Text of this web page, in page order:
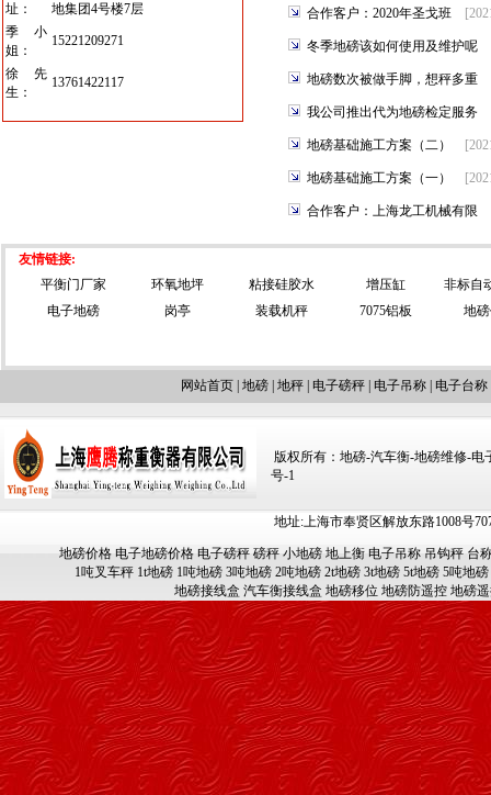
址：
地集团4号楼7层
季小
姐：
15221209271
徐先
生：
13761422117
合作客户：2020年圣戈班
冬季地磅该如何使用及维护呢
地磅数次被做手脚，想秤多重
我公司推出代为地磅检定服务
地磅基础施工方案（二）
地磅基础施工方案（一）
合作客户：上海龙工机械有限
友情链接:
平衡门厂家
环氧地坪 粘接硅胶水 增压缸
非标自
电子地磅
岗亭 装载机秤 7075铝板 地
网站首页 地磅 地秤 电子磅秤 电子吊称 电子台称
版权所有：地磅-汽车衡-地磅维修-电
号-1
地址:上海市奉贤区解放东路1008号
地磅价格 电子地磅价格 电子磅秤 磅秤 小地磅 地上衡 电子吊称 吊钩秤 台
1吨叉车秤 1t地磅 1吨地磅 3吨地磅 2吨地磅 2t地磅 3t地磅 5t地磅 5吨地磅
地磅接线盒 汽车衡接线盒 地磅移位 地磅防遥控 地磅